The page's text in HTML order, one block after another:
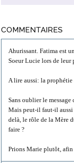
COMMENTAIRES
Ahurissant. Fatima est
Soeur Lucie lors de leur
A lire aussi: la
Sans oublier le
Mais peut-il faut-il aussi
delà, le rôle de la Mère
faire ?
Prions Marie plutôt, afin